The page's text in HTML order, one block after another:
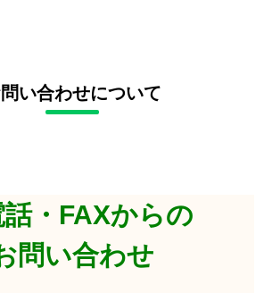
い合わせについて
話・FAXからの
問い合わせ